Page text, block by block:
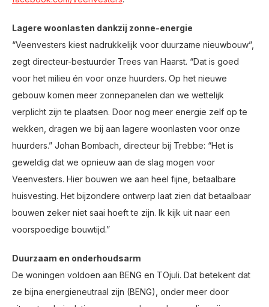
Lagere woonlasten dankzij zonne-energie
“Veenvesters kiest nadrukkelijk voor duurzame nieuwbouw”,
zegt directeur-bestuurder Trees van Haarst. “Dat is goed
voor het milieu én voor onze huurders. Op het nieuwe
gebouw komen meer zonnepanelen dan we wettelijk
verplicht zijn te plaatsen. Door nog meer energie zelf op te
wekken, dragen we bij aan lagere woonlasten voor onze
huurders.” Johan Bombach, directeur bij Trebbe: “Het is
geweldig dat we opnieuw aan de slag mogen voor
Veenvesters. Hier bouwen we aan heel fijne, betaalbare
huisvesting. Het bijzondere ontwerp laat zien dat betaalbaar
bouwen zeker niet saai hoeft te zijn. Ik kijk uit naar een
voorspoedige bouwtijd.”
Duurzaam en onderhoudsarm
De woningen voldoen aan BENG en TOjuli. Dat betekent dat
ze bijna energieneutraal zijn (BENG), onder meer door